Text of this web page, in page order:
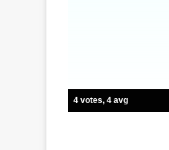
4 votes, 4 avg